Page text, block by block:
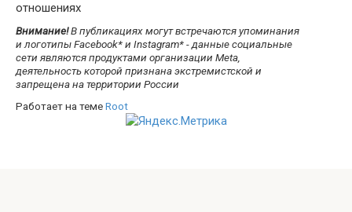
отношениях
Внимание!В публикациях могут встречаются упоминания
и логотипы Facebook* и Instagram* - данные социальные
сети являются продуктами организации Meta,
деятельность которой признана экстремистской и
запрещена на территории России
Работает на темеRoot